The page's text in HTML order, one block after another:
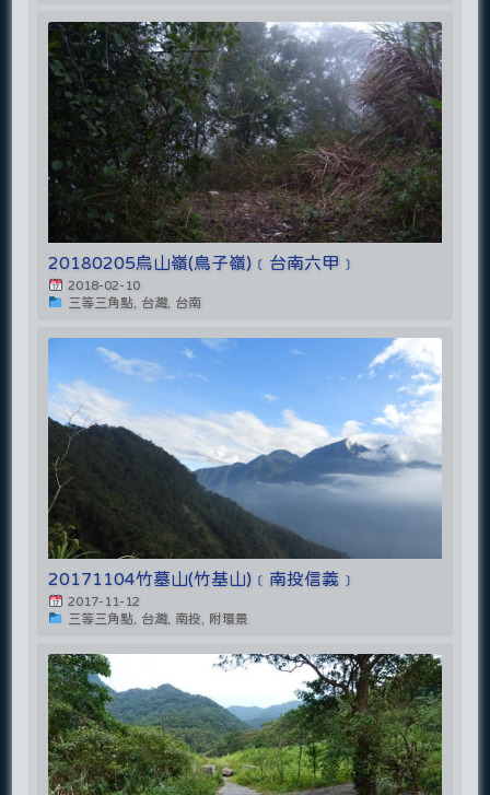
20180205烏山嶺(鳥子嶺)﹝台南六甲﹞
2018-02-10
三等三角點, 台灣, 台南
20171104竹墓山(竹基山)﹝南投信義﹞
2017-11-12
三等三角點, 台灣, 南投, 附環景